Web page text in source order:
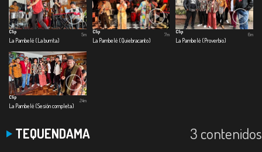
Clip
La Pambelé (La burrita)
5m
Clip
La Pambelé (Quiebracanto)
7m
Clip
La Pambelé (Proverbio)
6m
Clip
La Pambelé (Sesión completa)
24m
TEQUENDAMA 3 contenidos